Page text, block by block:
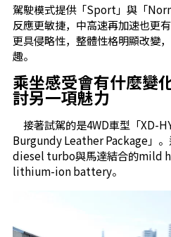
駕駛模式提供「Sport」與「
反應更敏捷，中高速再加速也更
更具侵略性，整體性格明顯改變
趣。
乘坐感受會有什麼變
討另一項魅力
接著試駕的是4WD車型「XD-
Burgundy Leather Package」
diesel turbo與馬達結合的mild
lithium-ion battery。